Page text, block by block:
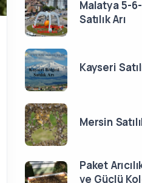
Malatya 5-
Satılık Arı
Kayseri
Mersin
Paket
ve Güçlü